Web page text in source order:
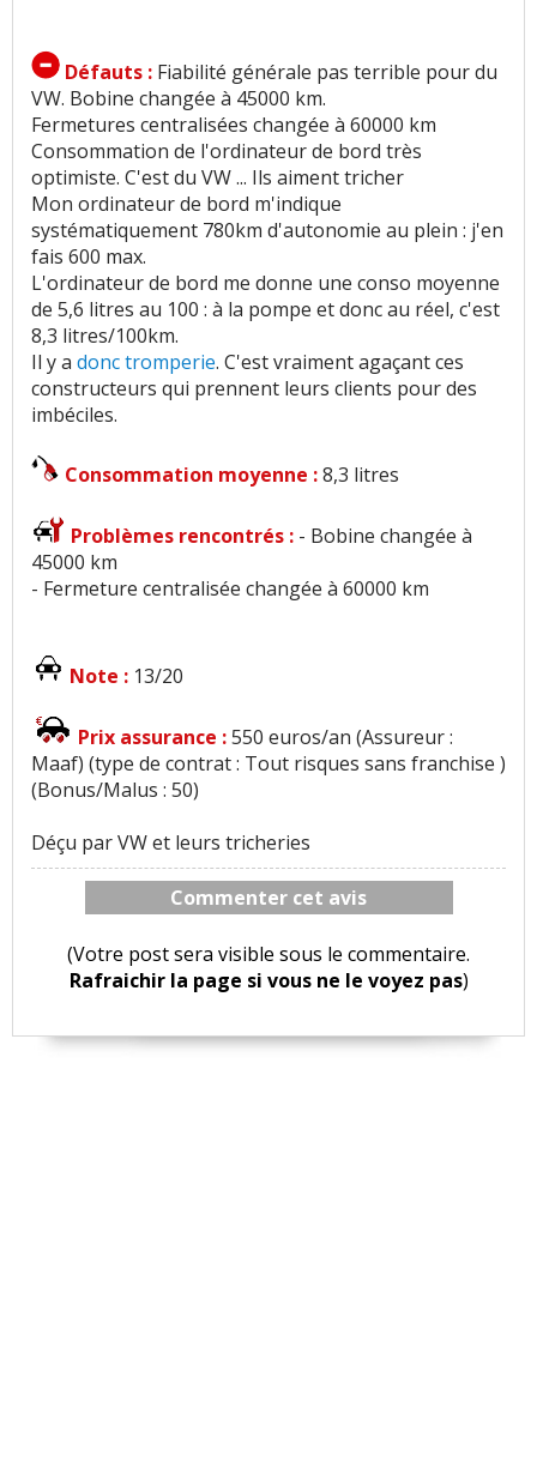
Défauts : Fiabilité générale pas terrible pour du
VW. Bobine changée à 45000 km.
Fermetures centralisées changée à 60000 km
Consommation de l'ordinateur de bord très
optimiste. C'est du VW ... Ils aiment tricher
Mon ordinateur de bord m'indique
systématiquement 780km d'autonomie au plein : j'en
fais 600 max.
L'ordinateur de bord me donne une conso moyenne
de 5,6 litres au 100 : à la pompe et donc au réel, c'est
8,3 litres/100km.
Il y a donc tromperie. C'est vraiment agaçant ces
constructeurs qui prennent leurs clients pour des
imbéciles.
Consommation moyenne :8,3 litres
Problèmes rencontrés : - Bobine changée à
45000 km
- Fermeture centralisée changée à 60000 km
Note : 13/20
Prix assurance :550 euros/an (Assureur :
Maaf) (type de contrat : Tout risques sans franchise )
(Bonus/Malus : 50)
Déçu par VW et leurs tricheries
Commenter cet avis
(Votre post sera visible sous le commentaire.
Rafraichir la page si vous ne le voyez pas)